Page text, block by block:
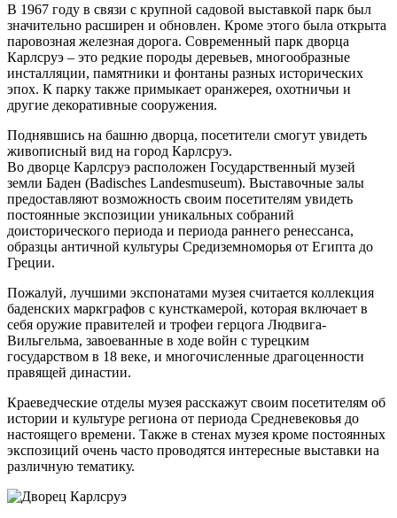
В 1967 году в связи с крупной садовой выставкой парк был
значительно расширен и обновлен. Кроме этого была открыта
паровозная железная дорога. Современный парк дворца
Карлсруэ – это редкие породы деревьев, многообразные
инсталляции, памятники и фонтаны разных исторических
эпох. К парку также примыкает оранжерея, охотничьи и
другие декоративные сооружения.
Поднявшись на башню дворца, посетители смогут увидеть
живописный вид на город Карлсруэ.
Во дворце Карлсруэ расположен Государственный музей
земли Баден (Badisches Landesmuseum). Выставочные залы
предоставляют возможность своим посетителям увидеть
постоянные экспозиции уникальных собраний
доисторического периода и периода раннего ренессанса,
образцы античной культуры Средиземноморья от Египта до
Греции.
Пожалуй, лучшими экспонатами музея считается коллекция
баденских маркграфов с кунсткамерой, которая включает в
себя оружие правителей и трофеи герцога Людвига-
Вильгельма, завоеванные в ходе войн с турецким
государством в 18 веке, и многочисленные драгоценности
правящей династии.
Краеведческие отделы музея расскажут своим посетителям об
истории и культуре региона от периода Средневековья до
настоящего времени. Также в стенах музея кроме постоянных
экспозиций очень часто проводятся интересные выставки на
различную тематику.